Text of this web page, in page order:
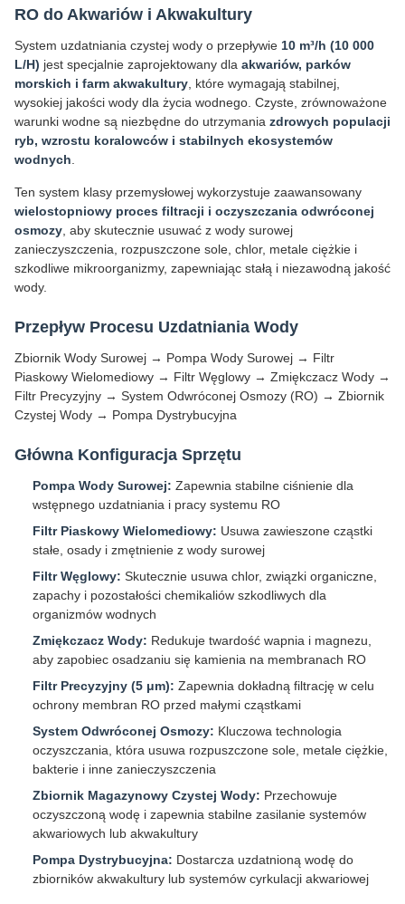
RO do Akwariów i Akwakultury
System uzdatniania czystej wody o przepływie 10 m³/h (10 000
L/H) jest specjalnie zaprojektowany dla akwariów, parków
morskich i farm akwakultury , które wymagają stabilnej,
wysokiej jakości wody dla życia wodnego. Czyste, zrównoważone
warunki wodne są niezbędne do utrzymania zdrowych populacji
ryb, wzrostu koralowców i stabilnych ekosystemów
wodnych
Ten system klasy przemysłowej wykorzystuje zaawansowany
wielostopniowy proces filtracji i oczyszczania odwróconej
osmozy , aby skutecznie usuwać z wody surowej
zanieczyszczenia, rozpuszczone sole, chlor, metale ciężkie i
szkodliwe mikroorganizmy, zapewniając stałą i niezawodną jakość
wody.
Przepływ Procesu Uzdatniania Wody
Zbiornik Wody Surowej → Pompa Wody Surowej → Filtr
Piaskowy Wielomediowy → Filtr Węglowy → Zmiękczacz Wody →
Filtr Precyzyjny → System Odwróconej Osmozy (RO) → Zbiornik
Czystej Wody → Pompa Dystrybucyjna
Główna Konfiguracja Sprzętu
Pompa Wody Surowej: Zapewnia stabilne ciśnienie dla
wstępnego uzdatniania i pracy systemu RO
Filtr Piaskowy Wielomediowy: Usuwa zawieszone cząstki
stałe, osady i zmętnienie z wody surowej
Filtr Węglowy: Skutecznie usuwa chlor, związki organiczne,
zapachy i pozostałości chemikaliów szkodliwych dla
organizmów wodnych
Zmiękczacz Wody: Redukuje twardość wapnia i magnezu,
aby zapobiec osadzaniu się kamienia na membranach RO
Filtr Precyzyjny (5 μm): Zapewnia dokładną filtrację w celu
ochrony membran RO przed małymi cząstkami
System Odwróconej Osmozy: Kluczowa technologia
oczyszczania, która usuwa rozpuszczone sole, metale ciężkie,
bakterie i inne zanieczyszczenia
Zbiornik Magazynowy Czystej Wody: Przechowuje
oczyszczoną wodę i zapewnia stabilne zasilanie systemów
akwariowych lub akwakultury
Pompa Dystrybucyjna: Dostarcza uzdatnioną wodę do
zbiorników akwakultury lub systemów cyrkulacji akwariowej